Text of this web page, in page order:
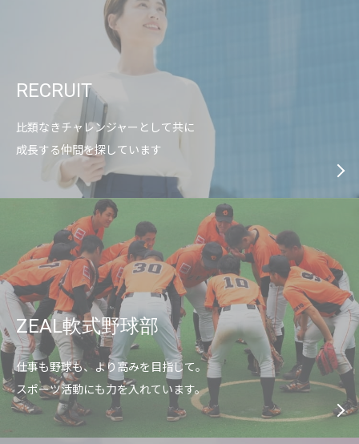
RECRUIT
比類なきチャレンジャーとして共に
成長する仲間を探しています
ZEAL軟式野球部
仕事も野球も、より高みを目指して。
スポーツ活動にも力を入れています。